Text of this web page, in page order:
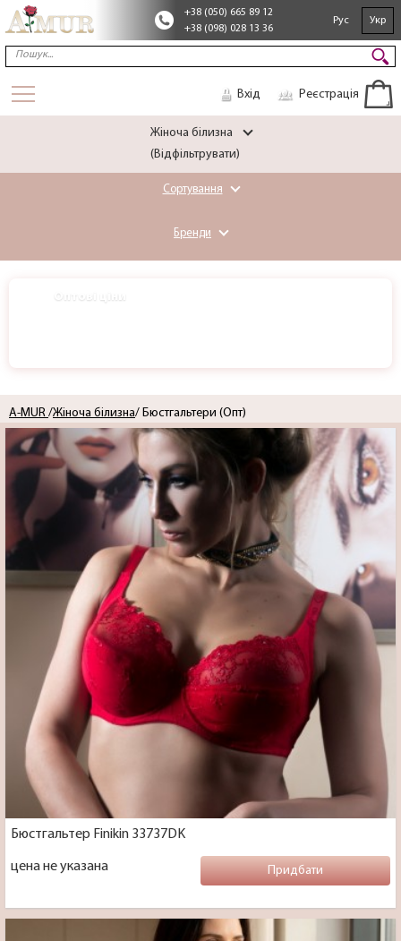
+38 (050) 665 89 12
+38 (098) 028 13 36
Рус Укр
Вхід Реєстрація
Жіноча білизна
(Відфільтрувати)
Сортування
Бренди
Оптові ціни
A-MUR /Жіноча білизна/ Бюстгальтери (Опт)
Бюстгальтер Finikin 33737DK
цена не указана Придбати